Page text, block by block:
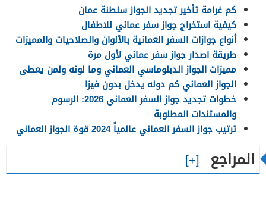
كم غرامة تأخير تجديد الجواز سلطنة عمان
كيفية استخراج جواز سفر عماني للاطفال
أنواع جوازات السفر العمانية بالألوان والصلاحيات والمميزات
طريقة اصدار جواز سفر عماني لأول مرة
مميزات الجواز الدبلوماسي العماني وما لونه ولمن يعطى
الجواز العماني كم دوله يدخل بدون فيزا
خطوات تجديد جواز السفر العماني 2026: الرسوم
والمستندات المطلوبة
ترتيب جواز السفر العماني عالمياً 2024 قوة الجواز العماني
المراجع